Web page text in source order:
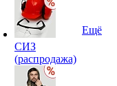
СИЗ
(распродажа)
Ещё